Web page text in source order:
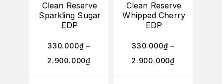
Clean Reserve
Sparkling Sugar
EDP
330.000₫ –
2.900.000₫
Clean Reserve
Whipped Cherry
EDP
330.000₫ –
2.900.000₫